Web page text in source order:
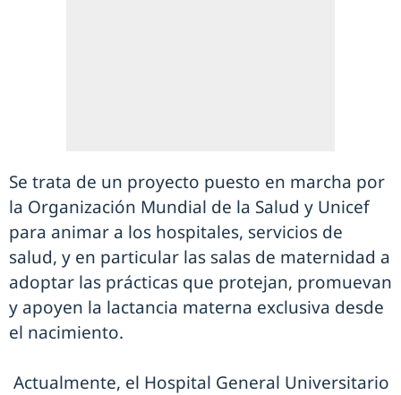
Se trata de un proyecto puesto en marcha por
la Organización Mundial de la Salud y Unicef
para animar a los hospitales, servicios de
salud, y en particular las salas de maternidad a
adoptar las prácticas que protejan, promuevan
y apoyen la lactancia materna exclusiva desde
el nacimiento.
Actualmente, el Hospital General Universitario